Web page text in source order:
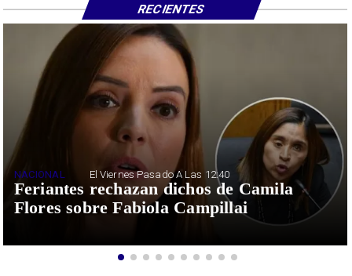
Feriantes rechazan dichos de Camila
Flores sobre Fabiola Campillai
NACIONAL El Viernes Pasado A Las 12:40
RECIENTES